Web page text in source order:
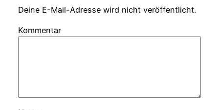
Deine E-Mail-Adresse wird nicht veröffentlicht.
Kommentar